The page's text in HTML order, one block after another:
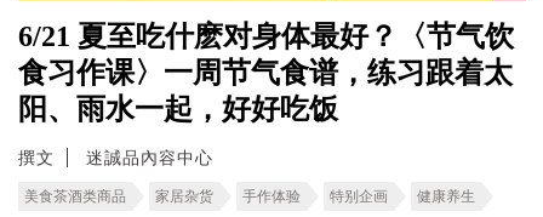
6/21 夏至吃什麽对身体最好？〈节气饮
食习作课〉一周节气食谱，练习跟着太
阳、雨水一起，好好吃饭
撰文 迷誠品內容中心
美食茶酒类商品 家居杂货 手作体验 特别企画 健康养生